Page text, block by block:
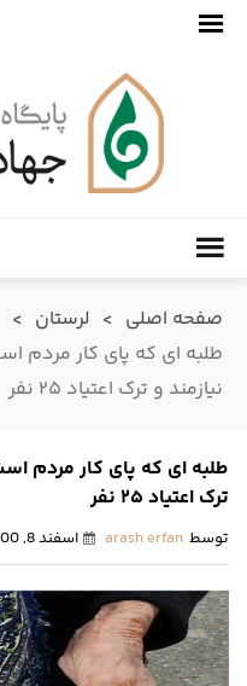
صفحه اصلی > لرستان >
نیازمند و ترک اعتیاد ۲۵ نفر
ترک اعتیاد ۲۵ نفر
توسط arash erfan اسفند 8, 1400